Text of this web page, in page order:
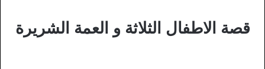
قصة الاطفال الثلاثة و العمة الشريرة